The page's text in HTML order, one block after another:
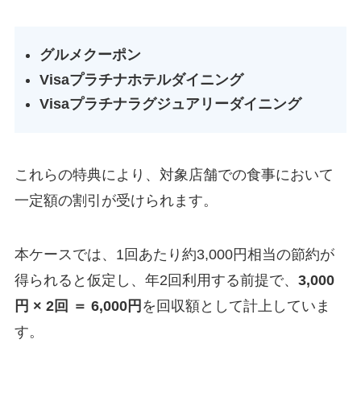
グルメクーポン
Visaプラチナホテルダイニング
Visaプラチナラグジュアリーダイニング
これらの特典により、対象店舗での食事において
一定額の割引が受けられます。
本ケースでは、1回あたり約3,000円相当の節約が
得られると仮定し、年2回利用する前提で、 3,000
円 × 2回 ＝ 6,000円 を回収額として計上していま
す。